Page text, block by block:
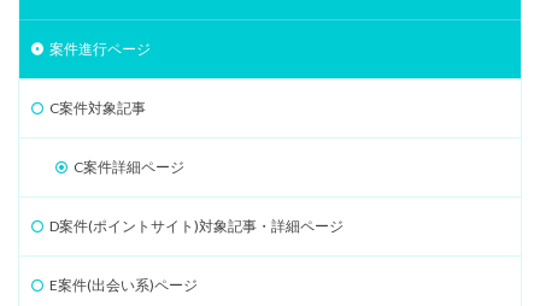
案件進行ページ
C案件対象記事
C案件詳細ページ
D案件(ポイントサイト)対象記事・詳細ページ
E案件(出会い系)ページ